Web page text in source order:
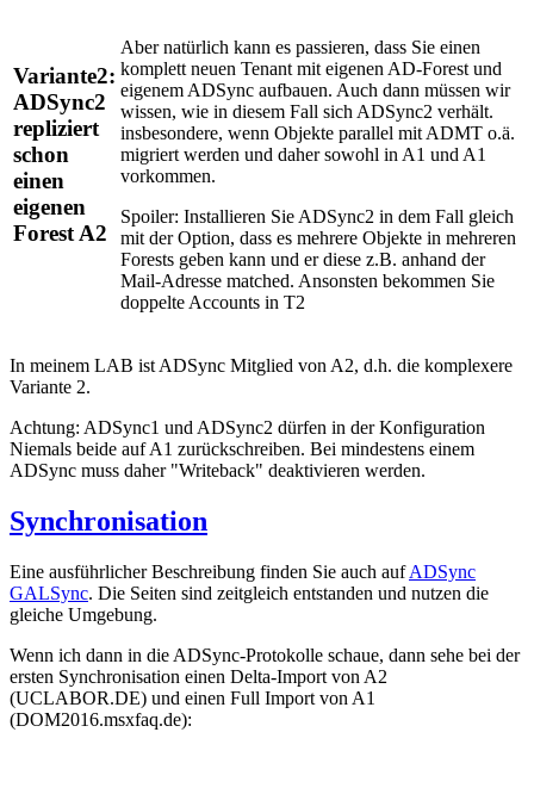
Variante2:
ADSync2
repliziert
schon
einen
eigenen
Forest A2
Aber natürlich kann es passieren, dass Sie einen
komplett neuen Tenant mit eigenen AD-Forest und
eigenem ADSync aufbauen. Auch dann müssen wir
wissen, wie in diesem Fall sich ADSync2 verhält.
insbesondere, wenn Objekte parallel mit ADMT o.ä.
migriert werden und daher sowohl in A1 und A1
vorkommen.
Spoiler: Installieren Sie ADSync2 in dem Fall gleich
mit der Option, dass es mehrere Objekte in mehreren
Forests geben kann und er diese z.B. anhand der
Mail-Adresse matched. Ansonsten bekommen Sie
doppelte Accounts in T2
In meinem LAB ist ADSync Mitglied von A2, d.h. die komplexere
Variante 2.
Achtung: ADSync1 und ADSync2 dürfen in der Konfiguration
Niemals beide auf A1 zurückschreiben. Bei mindestens einem
ADSync muss daher "Writeback" deaktivieren werden.
Synchronisation
Eine ausführlicher Beschreibung finden Sie auch aufADSync
GALSync. Die Seiten sind zeitgleich entstanden und nutzen die
gleiche Umgebung.
Wenn ich dann in die ADSync-Protokolle schaue, dann sehe bei der
ersten Synchronisation einen Delta-Import von A2
(UCLABOR.DE) und einen Full Import von A1
(DOM2016.msxfaq.de):